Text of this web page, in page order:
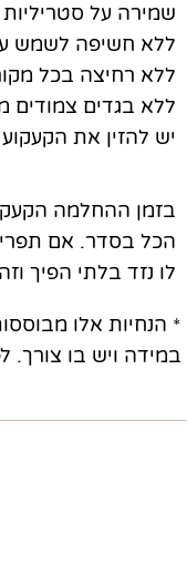
שמירה על סטריליות
ללא חשיפה לשמש
ללא רחיצה בכל
ללא בגדים צמודים
יש להזין את
בזמן ההחלמה
הכל בסדר. אם
לו נזד בלתי הפיך
* הנחיות אלו
במידה ויש בו צורך.